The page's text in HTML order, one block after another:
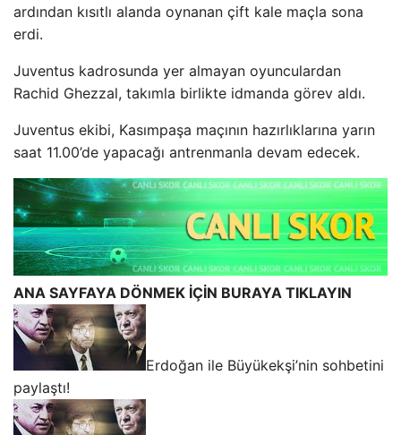
ardından kısıtlı alanda oynanan çift kale maçla sona
erdi.
Juventus kadrosunda yer almayan oyunculardan
Rachid Ghezzal, takımla birlikte idmanda görev aldı.
Juventus ekibi, Kasımpaşa maçının hazırlıklarına yarın
saat 11.00’de yapacağı antrenmanla devam edecek.
ANA SAYFAYA DÖNMEK İÇİN BURAYA TIKLAYIN
Erdoğan ile Büyükekşi’nin sohbetini
paylaştı!